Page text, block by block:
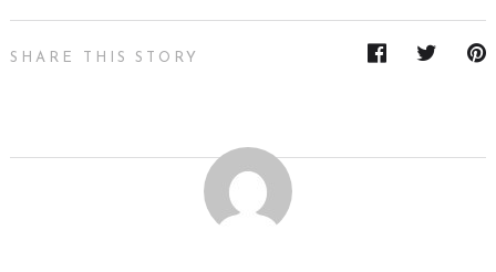
SHARE THIS STORY